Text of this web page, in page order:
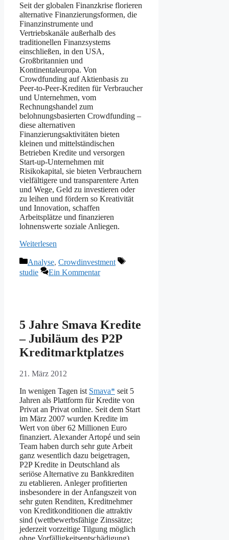
Seit der globalen Finanzkrise florieren
alternative Finanzierungsformen, die
Finanzinstrumente und
Vertriebskanäle außerhalb des
traditionellen Finanzsystems
einschließen, in den USA,
Großbritannien und
Kontinentaleuropa. Von
Crowdfunding auf Aktienbasis zu
Peer-to-Peer-Krediten für Verbraucher
und Unternehmen, vom
Rechnungshandel zum
belohnungsbasierten Crowdfunding –
diese alternativen
Finanzierungsaktivitäten bieten
kleinen und mittelständischen
Betrieben Kredite und versorgen
Start-up-Unternehmen mit
Risikokapital, sie bieten Verbrauchern
vielfältigere und transparentere Arten
und Wege, Geld zu investieren oder
zu leihen und fördern so Kreativität
und Innovation, schaffen
Arbeitsplätze und finanzieren
lohnenswerte soziale Anliegen.
Weiterlesen
Kategorien
Analyse, Crowdinvestment
Schlagwörter
studie
Ein Kommentar
5 Jahre Smava Kredite
– Jubiläum des P2P
Kreditmarktplatzes
21. März 2012
In wenigen Tagen ist Smava* seit 5
Jahren als Plattform für Kredite von
Privat an Privat online. Seit dem Start
im März 2007 wurden Kredite im
Wert von über 62 Millionen Euro
finanziert. Alexander Artopé und sein
Team haben durch sehr gute Arbeit
ganz wesentlich dazu beigetragen,
P2P Kredite in Deutschland als
seriöse Alternative zu Bankkrediten
zu etablieren. Anleger profitierten
insbesondere in der Anfangszeit von
sehr guten Renditen, Kreditnehmer
von Kreditkonditionen die attraktiv
sind (wettbewerbsfähige Zinssätze;
jederzeit vorzeitige Tilgung möglich